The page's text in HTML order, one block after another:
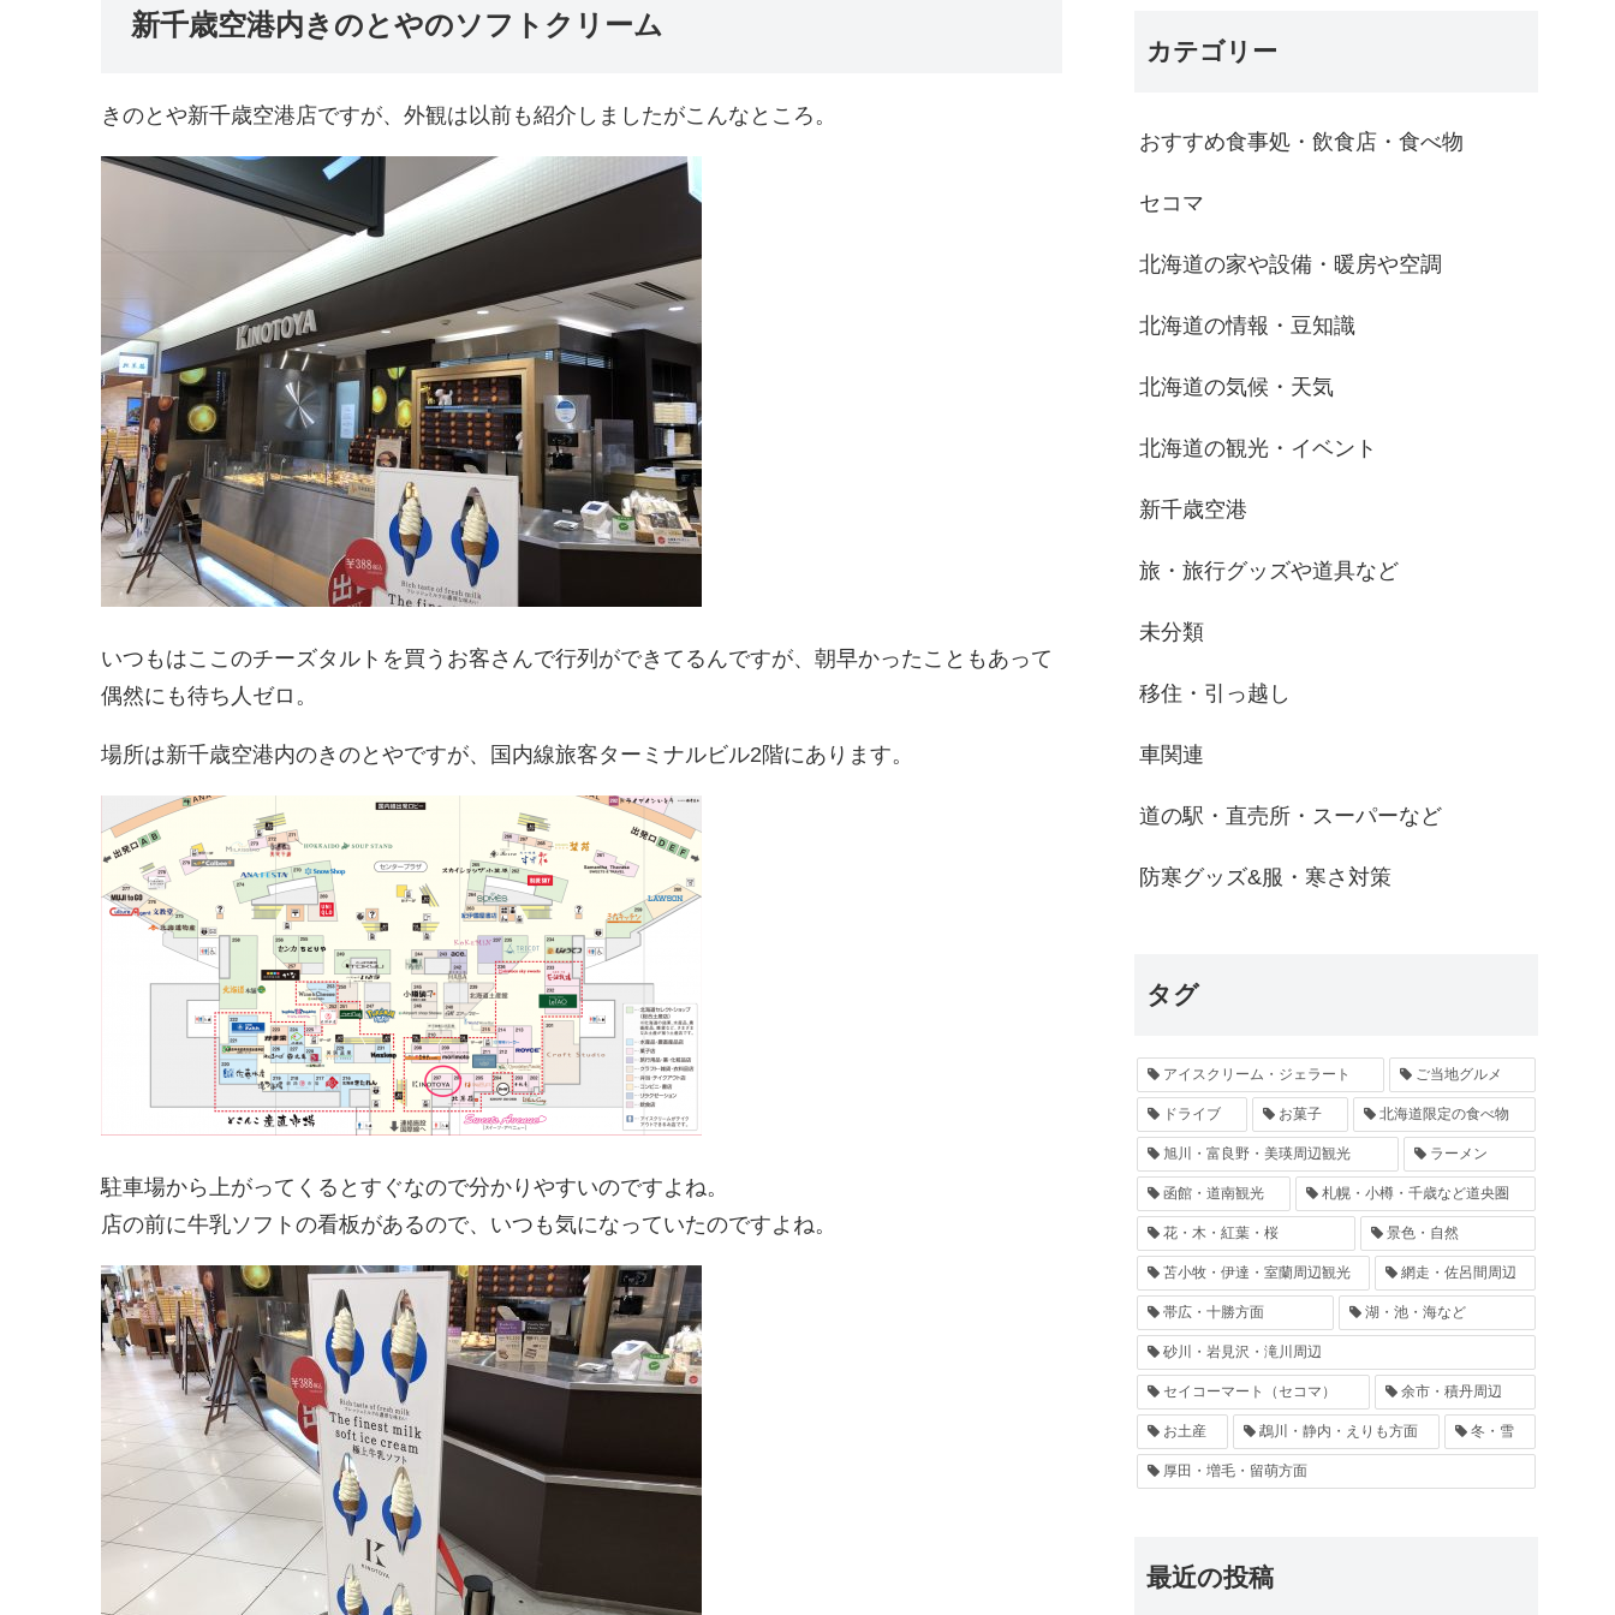
新千歳空港内きのとやのソフトクリーム
きのとや新千歳空港店ですが、外観は以前も紹介しましたがこんなところ。
いつもはここのチーズタルトを買うお客さんで行列ができてるんですが、朝早かったこともあって
偶然にも待ち人ゼロ。
場所は新千歳空港内のきのとやですが、国内線旅客ターミナルビル2階にあります。
駐車場から上がってくるとすぐなので分かりやすいのですよね。
店の前に牛乳ソフトの看板があるので、いつも気になっていたのですよね。
カテゴリー
おすすめ食事処・飲食店・食べ物
セコマ
北海道の家や設備・暖房や空調
北海道の情報・豆知識
北海道の気候・天気
北海道の観光・イベント
新千歳空港
旅・旅行グッズや道具など
未分類
移住・引っ越し
車関連
道の駅・直売所・スーパーなど
防寒グッズ&服・寒さ対策
タグ
アイスクリーム・ジェラート ご当地グルメ
ドライブ お菓子 北海道限定の食べ物
旭川・富良野・美瑛周辺観光 ラーメン
函館・道南観光 札幌・小樽・千歳など道央圏
花・木・紅葉・桜 景色・自然
苫小牧・伊達・室蘭周辺観光 網走・佐呂間周辺
帯広・十勝方面 湖・池・海など
砂川・岩見沢・滝川周辺
セイコーマート（セコマ） 余市・積丹周辺
お土産 鵡川・静内・えりも方面 冬・雪
厚田・増毛・留萌方面
最近の投稿